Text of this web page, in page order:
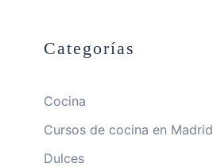
Categorías
Cocina
Cursos de cocina en Madrid
Dulces